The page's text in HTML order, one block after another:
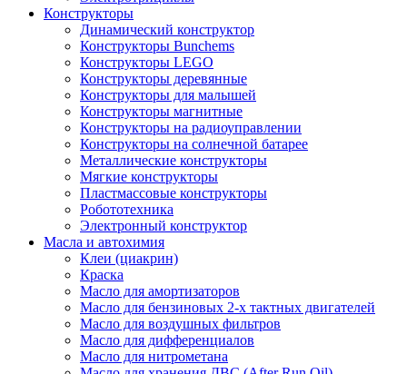
Конструкторы
Динамический конструктор
Конструкторы Bunchems
Конструкторы LEGO
Конструкторы деревянные
Конструкторы для малышей
Конструкторы магнитные
Конструкторы на радиоуправлении
Конструкторы на солнечной батарее
Металлические конструкторы
Мягкие конструкторы
Пластмассовые конструкторы
Робототехника
Электронный конструктор
Масла и автохимия
Клеи (циакрин)
Краска
Масло для амортизаторов
Масло для бензиновых 2-х тактных двигателей
Масло для воздушных фильтров
Масло для дифференциалов
Масло для нитрометана